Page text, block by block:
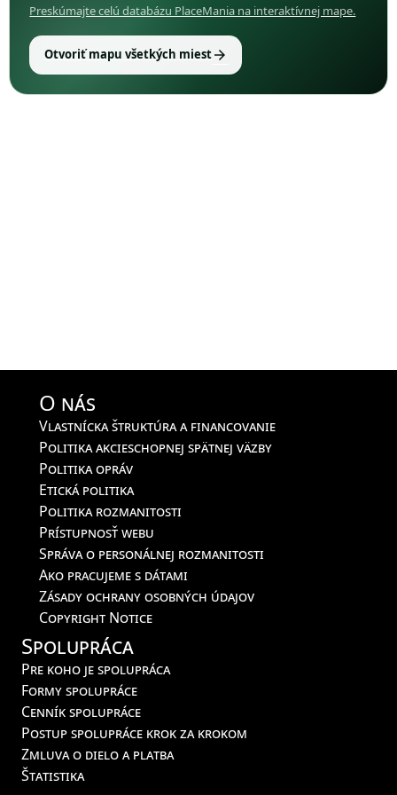
Preskúmajte celú databázu PlaceMania na interaktívnej mape.
Otvoriť mapu všetkých miestarrow_forward
O nás
Vlastnícka štruktúra a financovanie
Politika akcieschopnej spätnej väzby
Politika opráv
Etická politika
Politika rozmanitosti
Prístupnosť webu
Správa o personálnej rozmanitosti
Ako pracujeme s dátami
Zásady ochrany osobných údajov
Copyright Notice
Spolupráca
Pre koho je spolupráca
Formy spolupráce
Cenník spolupráce
Postup spolupráce krok za krokom
Zmluva o dielo a platba
Štatistika